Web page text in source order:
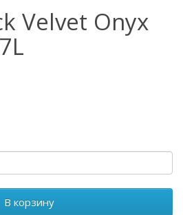
Velvet Onyx
В корзину